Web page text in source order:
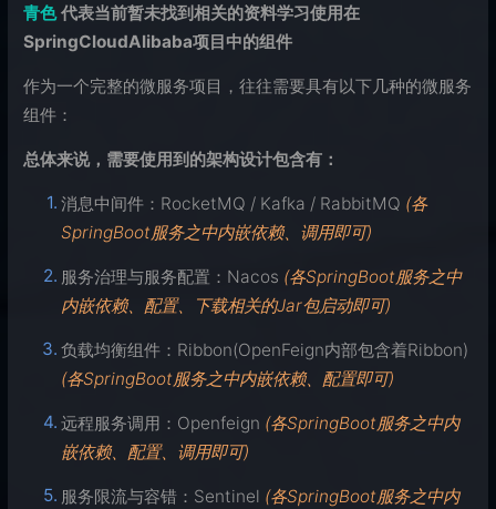
青色代表当前暂未找到相关的资料学习使用在
SpringCloudAlibaba项目中的组件
作为一个完整的微服务项目，往往需要具有以下几种的微服务
组件：
总体来说，需要使用到的架构设计包含有：
消息中间件：RocketMQ / Kafka / RabbitMQ (各
SpringBoot服务之中内嵌依赖、调用即可)
服务治理与服务配置：Nacos (各SpringBoot服务之中
内嵌依赖、配置、下载相关的Jar包启动即可)
负载均衡组件：Ribbon(OpenFeign内部包含着Ribbon)
(各SpringBoot服务之中内嵌依赖、配置即可)
远程服务调用：Openfeign (各SpringBoot服务之中内
嵌依赖、配置、调用即可)
服务限流与容错：Sentinel (各SpringBoot服务之中内